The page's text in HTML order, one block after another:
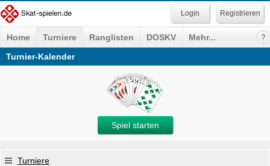
Registrieren
Home Turniere Ranglisten DOSKV
Mehr...
Turnier-Kalender
Spiel starten
Turniere